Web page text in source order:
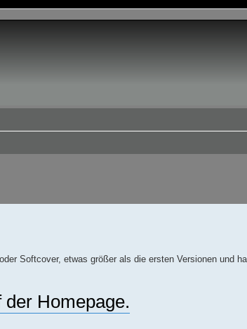
Softcover, etwas größer als die ersten Versionen und
Homepage.